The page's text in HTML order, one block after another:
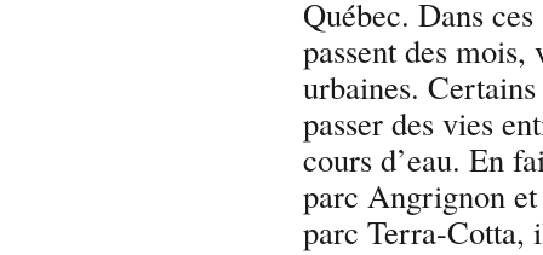
Québec. Dans
passent des mois,
urbaines.
passer des vies
cours d’eau. En
parc Angrignon
parc Terra-Cotta,